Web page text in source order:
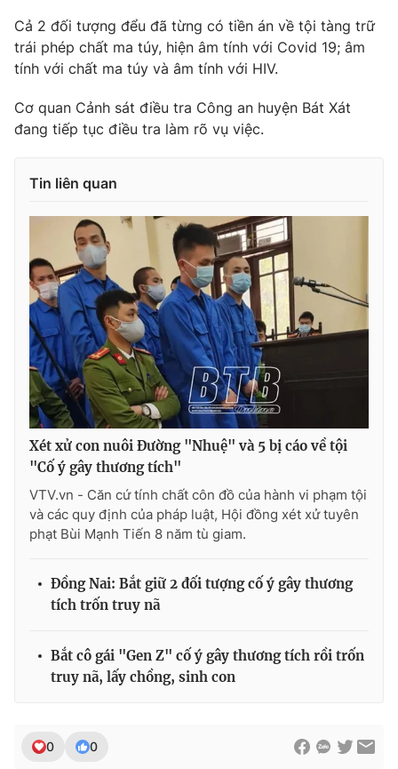
Email: toasoan@vtv.vn
Liên hệ quảng cáo:
024-7300.7108
® Cấm sao chép dưới mọi hình thức nếu không có sự chấp
thuận bằng văn bản. Ghi rõ nguồn VTV.vn khi phát hành lại
thông tin từ website này.
Cả 2 đối tượng đểu đã từng có tiền án về tội tàng trữ
trái phép chất ma túy, hiện âm tính với Covid 19; âm
tính với chất ma túy và âm tính với HIV.
Cơ quan Cảnh sát điều tra Công an huyện Bát Xát
đang tiếp tục điều tra làm rõ vụ việc.
Tin liên quan
Xét xử con nuôi Đường "Nhuệ" và 5 bị cáo về tội
"Cố ý gây thương tích"
VTV.vn - Căn cứ tính chất côn đồ của hành vi phạm tội
và các quy định của pháp luật, Hội đồng xét xử tuyên
phạt Bùi Mạnh Tiến 8 năm tù giam.
Đồng Nai: Bắt giữ 2 đối tượng cố ý gây thương
tích trốn truy nã
Bắt cô gái "Gen Z" cố ý gây thương tích rồi trốn
truy nã, lấy chồng, sinh con
0 0